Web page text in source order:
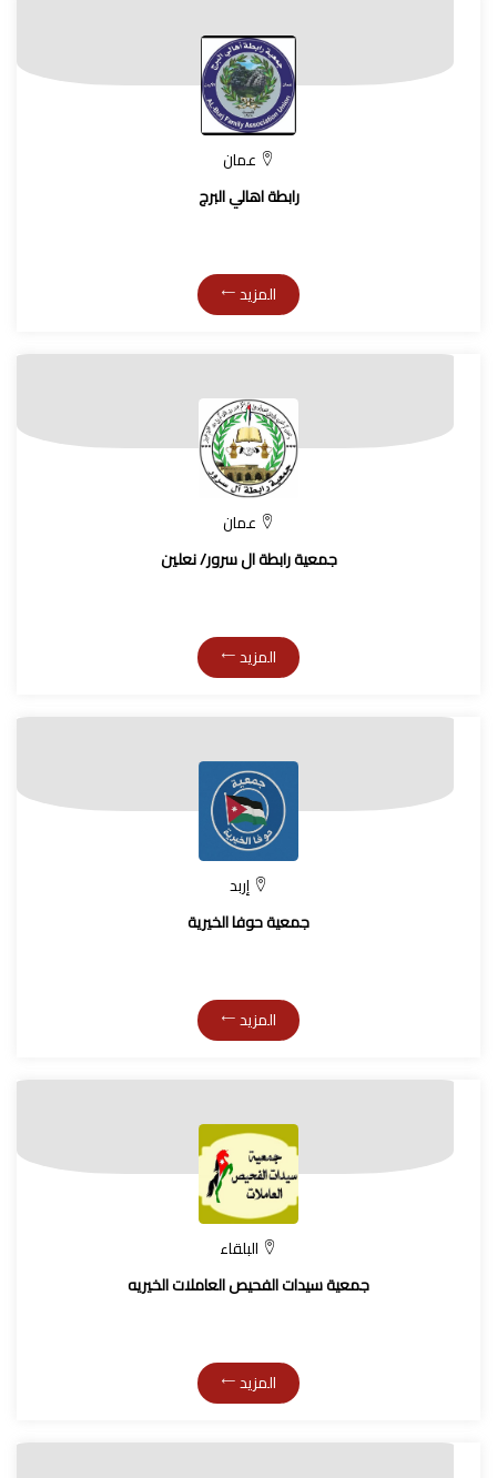
عمان
رابطة اهالي البرج
المزيد
عمان
جمعية رابطة ال سرور/ نعلين
المزيد
إربد
جمعية حوفا الخيرية
المزيد
البلقاء
جمعية سيدات الفحيص العاملات الخيريه
المزيد